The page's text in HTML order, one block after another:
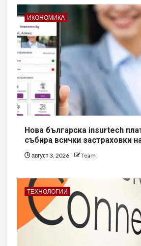
ИКОНОМИКА
Нова българска insurtech
събира всички застраховки
август 3, 2026 Team
ТЕХНОЛОГИИ